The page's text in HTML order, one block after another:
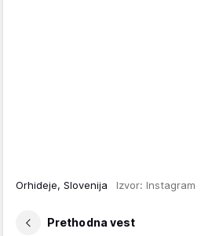
Orhideje, Slovenija Izvor: Instagram
Prethodna vest